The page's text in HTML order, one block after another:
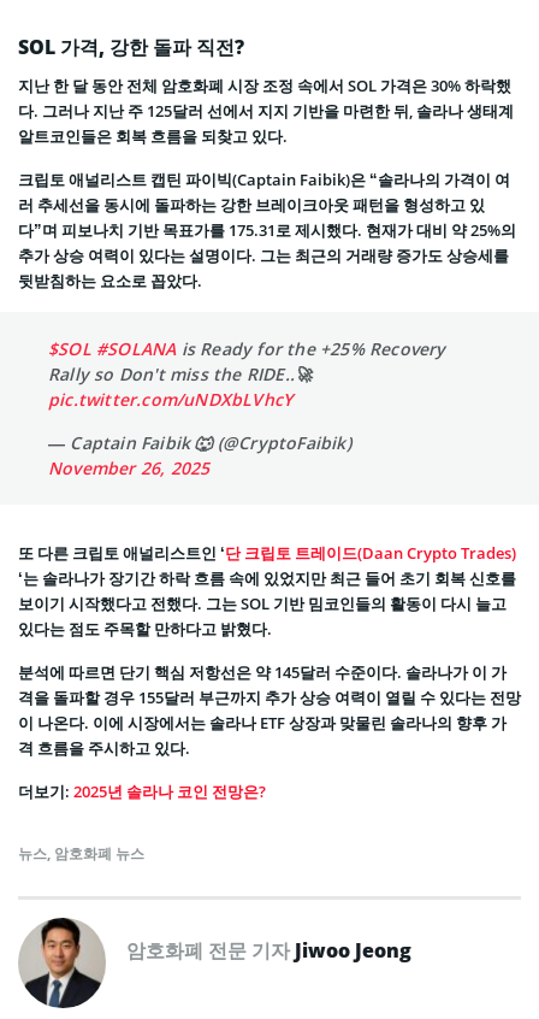
SOL 가격, 강한 돌파 직전?
지난 한 달 동안 전체 암호화폐 시장 조정 속에서 SOL 가격은 30% 하락했
다. 그러나 지난 주 125달러 선에서 지지 기반을 마련한 뒤, 솔라나 생태계
알트코인들은 회복 흐름을 되찾고 있다.
크립토 애널리스트 캡틴 파이빅(Captain Faibik)은 “솔라나의 가격이 여
러 추세선을 동시에 돌파하는 강한 브레이크아웃 패턴을 형성하고 있
다”며 피보나치 기반 목표가를 175.31로 제시했다. 현재가 대비 약 25%의
추가 상승 여력이 있다는 설명이다. 그는 최근의 거래량 증가도 상승세를
뒷받침하는 요소로 꼽았다.
$SOL #SOLANA is Ready for the +25% Recovery
Rally so Don't miss the RIDE..🚀
pic.twitter.com/uNDXbLVhcY
— Captain Faibik 🐺 (@CryptoFaibik)
November 26, 2025
또 다른 크립토 애널리스트인 ‘단 크립토 트레이드(Daan Crypto Trades)
‘는 솔라나가 장기간 하락 흐름 속에 있었지만 최근 들어 초기 회복 신호를
보이기 시작했다고 전했다. 그는 SOL 기반 밈코인들의 활동이 다시 늘고
있다는 점도 주목할 만하다고 밝혔다.
분석에 따르면 단기 핵심 저항선은 약 145달러 수준이다. 솔라나가 이 가
격을 돌파할 경우 155달러 부근까지 추가 상승 여력이 열릴 수 있다는 전망
이 나온다. 이에 시장에서는 솔라나 ETF 상장과 맞물린 솔라나의 향후 가
격 흐름을 주시하고 있다.
더보기: 2025년 솔라나 코인 전망은?
뉴스, 암호화폐 뉴스
암호화폐 전문 기자Jiwoo Jeong